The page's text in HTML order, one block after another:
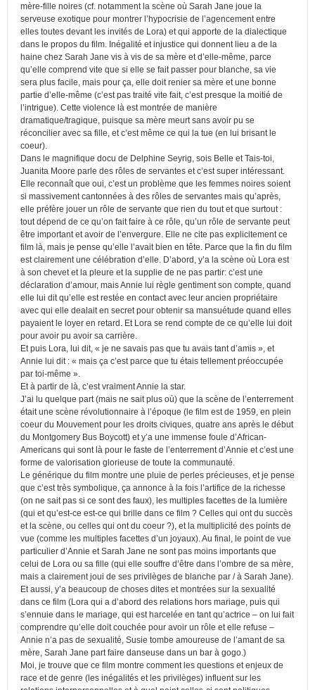
mère-fille noires (cf. notamment la scène où Sarah Jane joue la
serveuse exotique pour montrer l’hypocrisie de l’agencement entre
elles toutes devant les invités de Lora) et qui apporte de la dialectique
dans le propos du film. Inégalité et injustice qui donnent lieu a de la
haine chez Sarah Jane vis à vis de sa mère et d’elle-même, parce
qu’elle comprend vite que si elle se fait passer pour blanche, sa vie
sera plus facile, mais pour ça, elle doit renier sa mère et une bonne
partie d’elle-même (c’est pas traité vite fait, c’est presque la moitié de
l’intrigue). Cette violence là est montrée de manière
dramatique/tragique, puisque sa mère meurt sans avoir pu se
réconcilier avec sa fille, et c’est même ce qui la tue (en lui brisant le
coeur).
Dans le magnifique docu de Delphine Seyrig, sois Belle et Tais-toi,
Juanita Moore parle des rôles de servantes et c’est super intéressant.
Elle reconnaît que oui, c’est un problème que les femmes noires soient
si massivement cantonnées à des rôles de servantes mais qu’après,
elle préfère jouer un rôle de servante que rien du tout et que surtout :
tout dépend de ce qu’on fait faire à ce rôle, qu’un rôle de servante peut
être important et avoir de l’envergure. Elle ne cite pas explicitement ce
film là, mais je pense qu’elle l’avait bien en tête. Parce que la fin du film
est clairement une célébration d’elle. D’abord, y’a la scène où Lora est
à son chevet et la pleure et la supplie de ne pas partir: c’est une
déclaration d’amour, mais Annie lui règle gentiment son compte, quand
elle lui dit qu’elle est restée en contact avec leur ancien propriétaire
avec qui elle dealait en secret pour obtenir sa mansuétude quand elles
payaient le loyer en retard. Et Lora se rend compte de ce qu’elle lui doit
pour avoir pu avoir sa carrière.
Et puis Lora, lui dit, « je ne savais pas que tu avais tant d’amis », et
Annie lui dit : « mais ça c’est parce que tu étais tellement préoccupée
par toi-même ».
Et à partir de là, c’est vraiment Annie la star.
J’ai lu quelque part (mais ne sait plus où) que la scène de l’enterrement
était une scène révolutionnaire à l’époque (le film est de 1959, en plein
coeur du Mouvement pour les droits civiques, quatre ans après le début
du Montgomery Bus Boycott) et y’a une immense foule d’African-
Americans qui sont là pour le faste de l’enterrement d’Annie et c’est une
forme de valorisation glorieuse de toute la communauté.
Le générique du film montre une pluie de perles précieuses, et je pense
que c’est très symbolique, ça annonce à la fois l’artifice de la richesse
(on ne sait pas si ce sont des faux), les multiples facettes de la lumière
(qui et qu’est-ce est-ce qui brille dans ce film ? Celles qui ont du succès
et la scène, ou celles qui ont du coeur ?), et la multiplicité des points de
vue (comme les multiples facettes d’un joyaux). Au final, le point de vue
particulier d’Annie et Sarah Jane ne sont pas moins importants que
celui de Lora ou sa fille (qui elle souffre d’être dans l’ombre de sa mère,
mais a clairement joui de ses privilèges de blanche par / à Sarah Jane).
Et aussi, y’a beaucoup de choses dites et montrées sur la sexualité
dans ce film (Lora qui a d’abord des relations hors mariage, puis qui
s’ennuie dans le mariage, qui est harcelée en tant qu’actrice – on lui fait
comprendre qu’elle doit couchée pour avoir un rôle et elle refuse –
Annie n’a pas de sexualité, Susie tombe amoureuse de l’amant de sa
mère, Sarah Jane part faire danseuse dans un bar à gogo.)
Moi, je trouve que ce film montre comment les questions et enjeux de
race et de genre (les inégalités et les privilèges) influent sur les